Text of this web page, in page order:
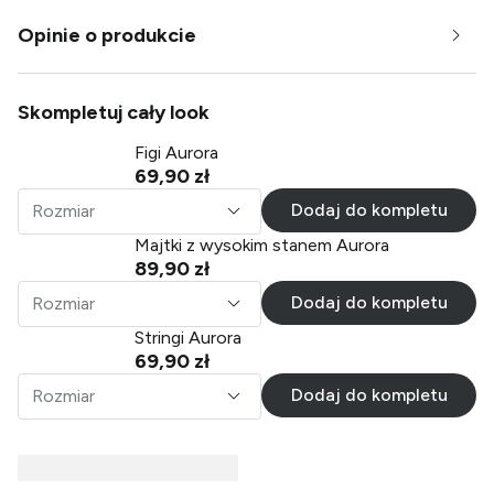
Opinie o produkcie
Skompletuj cały look
Figi Aurora
69,90 zł
Rozmiar
Dodaj do kompletu
Majtki z wysokim stanem Aurora
89,90 zł
Rozmiar
Dodaj do kompletu
Stringi Aurora
69,90 zł
Rozmiar Dodaj do kompletu